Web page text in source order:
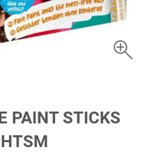
PAINT STICKS